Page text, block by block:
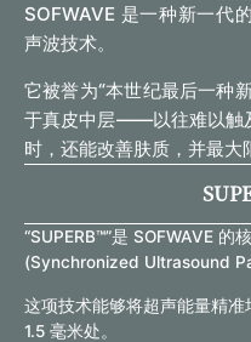
SOFWAVE 是一种新一代
声波技术。
它被誉为“本世纪最后一种
于真皮中层——以往难以触
时，还能改善肤质，并最大
“SUPERB™”是 SOFWAVE 的
(Synchronized Ultrasound
这项技术能够将超声能量精
1.5 毫米处。